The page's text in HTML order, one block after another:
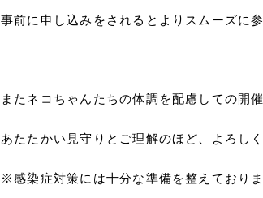
事前に申し込みをされるとよりスムーズに参
またネコちゃんたちの体調を配慮しての開
あたたかい見守りとご理解のほど、よろし
※感染症対策には十分な準備を整えており